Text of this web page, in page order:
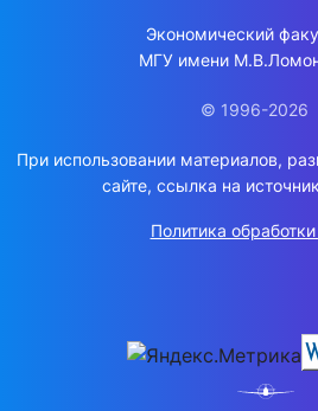
Экономический
МГУ имени
© 1996-2026
При использовании материалов,
сайте, ссылка на
Политика